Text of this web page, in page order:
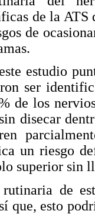
de la
de
estudio
ser
de los
disecar
un riesgo
superior sin
de
que, esto